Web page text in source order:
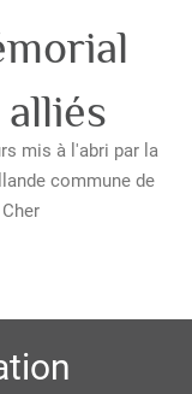
mis à l'abri par la
commune de